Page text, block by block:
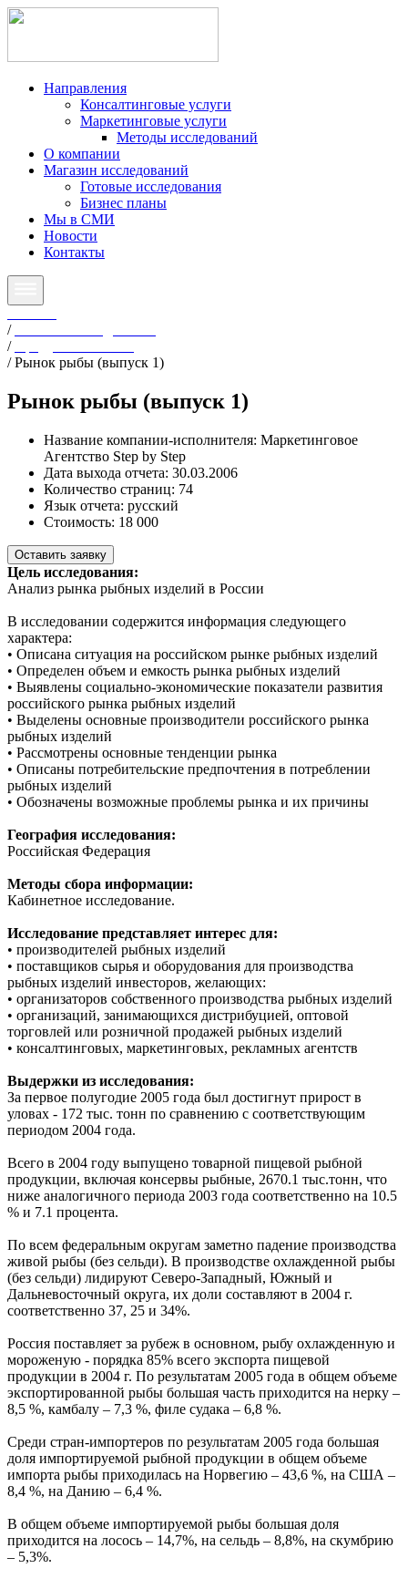
Направления
Консалтинговые услуги
Маркетинговые услуги
Методы исследований
О компании
Магазин исследований
Готовые исследования
Бизнес планы
Мы в СМИ
Новости
Контакты
/
/
/Рынок рыбы (выпуск 1)
Рынок рыбы (выпуск 1)
Название компании-исполнителя: Маркетинговое
Агентство Step by Step
Дата выхода отчета: 30.03.2006
Количество страниц: 74
Язык отчета: русский
Стоимость: 18 000
Оставить заявку
Цель исследования:
Анализ рынка рыбных изделий в России
В исследовании содержится информация следующего
характера:
• Описана ситуация на российском рынке рыбных изделий
• Определен объем и емкость рынка рыбных изделий
• Выявлены социально-экономические показатели развития
российского рынка рыбных изделий
• Выделены основные производители российского рынка
рыбных изделий
• Рассмотрены основные тенденции рынка
• Описаны потребительские предпочтения в потреблении
рыбных изделий
• Обозначены возможные проблемы рынка и их причины
География исследования:
Российская Федерация
Методы сбора информации:
Кабинетное исследование.
Исследование представляет интерес для:
• производителей рыбных изделий
• поставщиков сырья и оборудования для производства
рыбных изделий инвесторов, желающих:
• организаторов собственного производства рыбных изделий
• организаций, занимающихся дистрибуцией, оптовой
торговлей или розничной продажей рыбных изделий
• консалтинговых, маркетинговых, рекламных агентств
Выдержки из исследования:
За первое полугодие 2005 года был достигнут прирост в
уловах - 172 тыс. тонн по сравнению с соответствующим
периодом 2004 года.
Всего в 2004 году выпущено товарной пищевой рыбной
продукции, включая консервы рыбные, 2670.1 тыс.тонн, что
ниже аналогичного периода 2003 года соответственно на 10.5
% и 7.1 процента.
По всем федеральным округам заметно падение производства
живой рыбы (без сельди). В производстве охлажденной рыбы
(без сельди) лидируют Северо-Западный, Южный и
Дальневосточный округа, их доли составляют в 2004 г.
соответственно 37, 25 и 34%.
Россия поставляет за рубеж в основном, рыбу охлажденную и
мороженую - порядка 85% всего экспорта пищевой
продукции в 2004 г. По результатам 2005 года в общем объеме
экспортированной рыбы большая часть приходится на нерку –
8,5 %, камбалу – 7,3 %, филе судака – 6,8 %.
Среди стран-импортеров по результатам 2005 года большая
доля импортируемой рыбной продукции в общем объеме
импорта рыбы приходилась на Норвегию – 43,6 %, на США –
8,4 %, на Данию – 6,4 %.
В общем объеме импортируемой рыбы большая доля
приходится на лосось – 14,7%, на сельдь – 8,8%, на скумбрию
– 5,3%.